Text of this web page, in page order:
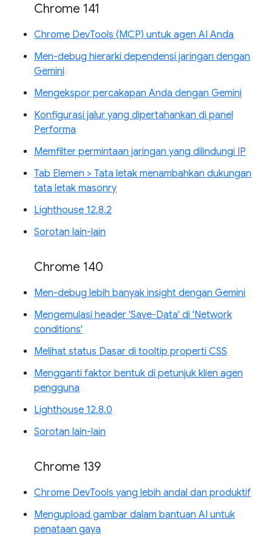
Chrome 141
Chrome DevTools (MCP) untuk agen AI Anda
Men-debug hierarki dependensi jaringan dengan
Gemini
Mengekspor percakapan Anda dengan Gemini
Konfigurasi jalur yang dipertahankan di panel
Performa
Memfilter permintaan jaringan yang dilindungi IP
Tab Elemen > Tata letak menambahkan dukungan
tata letak masonry
Lighthouse 12.8.2
Sorotan lain-lain
Chrome 140
Men-debug lebih banyak insight dengan Gemini
Mengemulasi header 'Save-Data' di 'Network
conditions'
Melihat status Dasar di tooltip properti CSS
Mengganti faktor bentuk di petunjuk klien agen
pengguna
Lighthouse 12.8.0
Sorotan lain-lain
Chrome 139
Chrome DevTools yang lebih andal dan produktif
Mengupload gambar dalam bantuan AI untuk
penataan gaya